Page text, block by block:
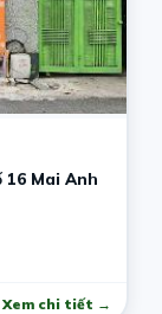
Mai Anh
Xem chi tiết →